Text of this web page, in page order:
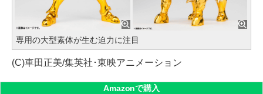
専用の大型素体が生む迫力に注目
(C)車田正美/集英社･東映アニメーション
Amazonで購入